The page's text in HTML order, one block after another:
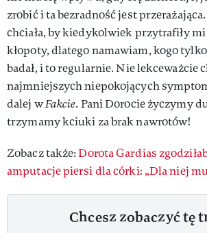
zrobić i ta bezradność jest
chciała, by kiedykolwiek przytrafiły
kłopoty, dlatego namawiam, kogo
badał, i to regularnie. Nie lekceważcie
najmniejszych niepokojących
dalej wFakcie. Pani Dorocie życzymy
trzymamy kciuki za brak nawrotów!
Zobacz także:Dorota Gardias
amputacje piersi dla córki: „Dla niej
Chcesz zobaczyć tę